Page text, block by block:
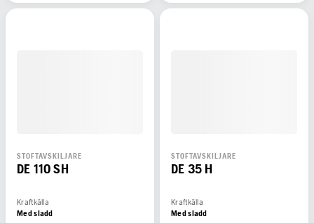
STOFTAVSKILJARE
DE 110 SH
Kraftkälla
Med sladd
STOFTAVSKILJARE
DE 35 H
Kraftkälla
Med sladd